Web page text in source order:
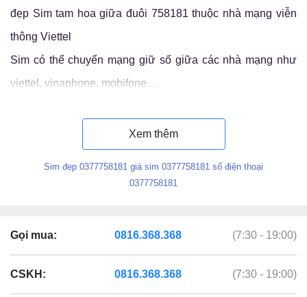
đẹp Sim tam hoa giữa đuôi 758181 thuộc nhà mạng viễn
thông Viettel
Sim có thể chuyển mạng giữ số giữa các nhà mạng như
viettel, vinaphone, mobifone…
Xem thêm
Sim đẹp 0377758181 giá sim 0377758181 số điện thoại
0377758181
Gọi mua: 0816.368.368 (7:30 - 19:00)
CSKH: 0816.368.368 (7:30 - 19:00)